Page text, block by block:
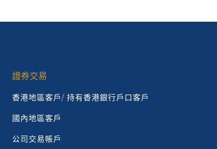
證券交易
香港地區客戶/ 持有香港銀行戶口客戶
國內地區客戶
公司交易帳戶